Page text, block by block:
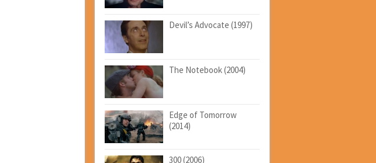
Devil’s Advocate (1997)
The Notebook (2004)
Edge of Tomorrow
(2014)
300 (2006)